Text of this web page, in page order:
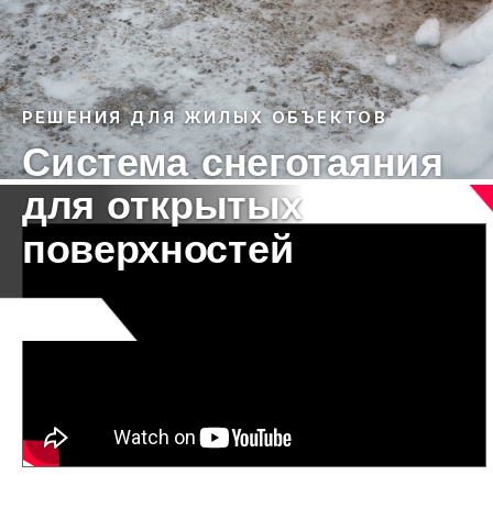
РЕШЕНИЯ ДЛЯ ЖИЛЫХ ОБЪЕКТОВ
Система снеготаяния
для открытых
поверхностей